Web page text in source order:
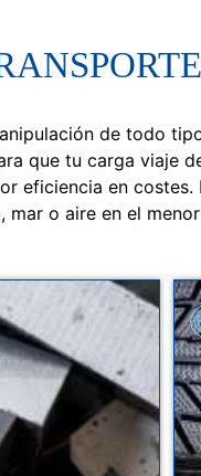
de todo
que tu carga viaje
eficiencia en costes.
mar o aire en el